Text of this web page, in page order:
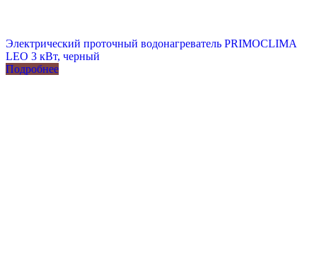
Электрический проточный водонагреватель PRIMOCLIMA
LEO 3 кВт, черный
Подробнее